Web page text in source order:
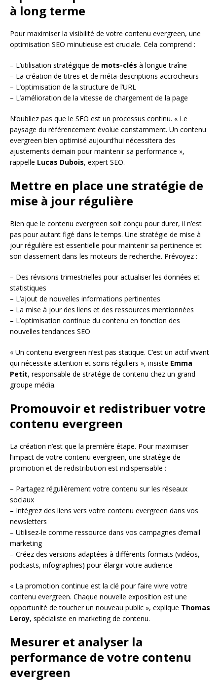
à long terme
Pour maximiser la visibilité de votre contenu evergreen, une
optimisation SEO minutieuse est cruciale. Cela comprend :
– L’utilisation stratégique de mots-clés à longue traîne
– La création de titres et de méta-descriptions accrocheurs
– L’optimisation de la structure de l’URL
– L’amélioration de la vitesse de chargement de la page
N’oubliez pas que le SEO est un processus continu. « Le
paysage du référencement évolue constamment. Un contenu
evergreen bien optimisé aujourd’hui nécessitera des
ajustements demain pour maintenir sa performance »,
rappelle Lucas Dubois, expert SEO.
Mettre en place une stratégie de
mise à jour régulière
Bien que le contenu evergreen soit conçu pour durer, il n’est
pas pour autant figé dans le temps. Une stratégie de mise à
jour régulière est essentielle pour maintenir sa pertinence et
son classement dans les moteurs de recherche. Prévoyez :
– Des révisions trimestrielles pour actualiser les données et
statistiques
– L’ajout de nouvelles informations pertinentes
– La mise à jour des liens et des ressources mentionnées
– L’optimisation continue du contenu en fonction des
nouvelles tendances SEO
« Un contenu evergreen n’est pas statique. C’est un actif vivant
qui nécessite attention et soins réguliers », insiste Emma
Petit, responsable de stratégie de contenu chez un grand
groupe média.
Promouvoir et redistribuer votre
contenu evergreen
La création n’est que la première étape. Pour maximiser
l’impact de votre contenu evergreen, une stratégie de
promotion et de redistribution est indispensable :
– Partagez régulièrement votre contenu sur les réseaux
sociaux
– Intégrez des liens vers votre contenu evergreen dans vos
newsletters
– Utilisez-le comme ressource dans vos campagnes d’email
marketing
– Créez des versions adaptées à différents formats (vidéos,
podcasts, infographies) pour élargir votre audience
« La promotion continue est la clé pour faire vivre votre
contenu evergreen. Chaque nouvelle exposition est une
opportunité de toucher un nouveau public », explique Thomas
Leroy, spécialiste en marketing de contenu.
Mesurer et analyser la
performance de votre contenu
evergreen